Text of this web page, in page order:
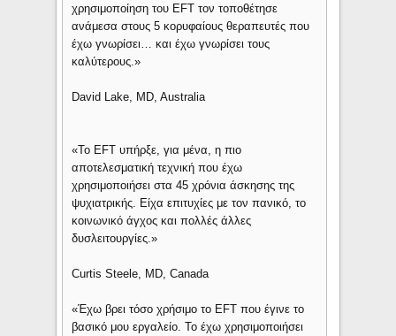
χρησιμοποίηση του EFT τον τοποθέτησε
ανάμεσα στους 5 κορυφαίους θεραπευτές που
έχω γνωρίσει… και έχω γνωρίσει τους
καλύτερους.»
David Lake, MD, Australia
«Το EFT υπήρξε, για μένα, η πιο
αποτελεσματική τεχνική που έχω
χρησιμοποιήσει στα 45 χρόνια άσκησης της
ψυχιατρικής. Είχα επιτυχίες με τον πανικό, το
κοινωνικό άγχος και πολλές άλλες
δυσλειτουργίες.»
Curtis Steele, MD, Canada
«Έχω βρει τόσο χρήσιμο το EFT που έγινε το
βασικό μου εργαλείο. Το έχω χρησιμοποιήσει